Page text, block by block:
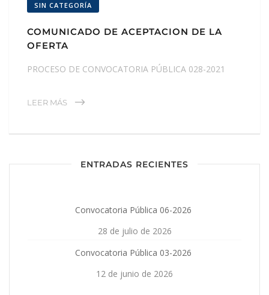
SIN CATEGORÍA
COMUNICADO DE ACEPTACION DE LA
OFERTA
PROCESO DE CONVOCATORIA PÚBLICA 028-2021
LEER MÁS
ENTRADAS RECIENTES
Convocatoria Pública 06-2026
28 de julio de 2026
Convocatoria Pública 03-2026
12 de junio de 2026